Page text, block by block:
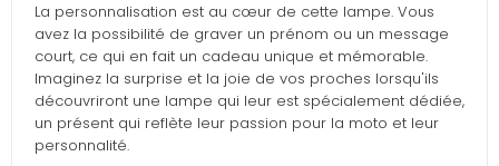
La personnalisation est au cœur de cette lampe. Vous
avez la possibilité de graver un prénom ou un message
court, ce qui en fait un cadeau unique et mémorable.
Imaginez la surprise et la joie de vos proches lorsqu'ils
découvriront une lampe qui leur est spécialement dédiée,
un présent qui reflète leur passion pour la moto et leur
personnalité.